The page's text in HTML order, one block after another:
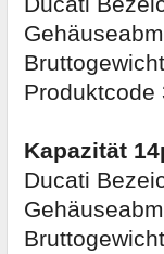
Produktcode
Kapazität
Ducati